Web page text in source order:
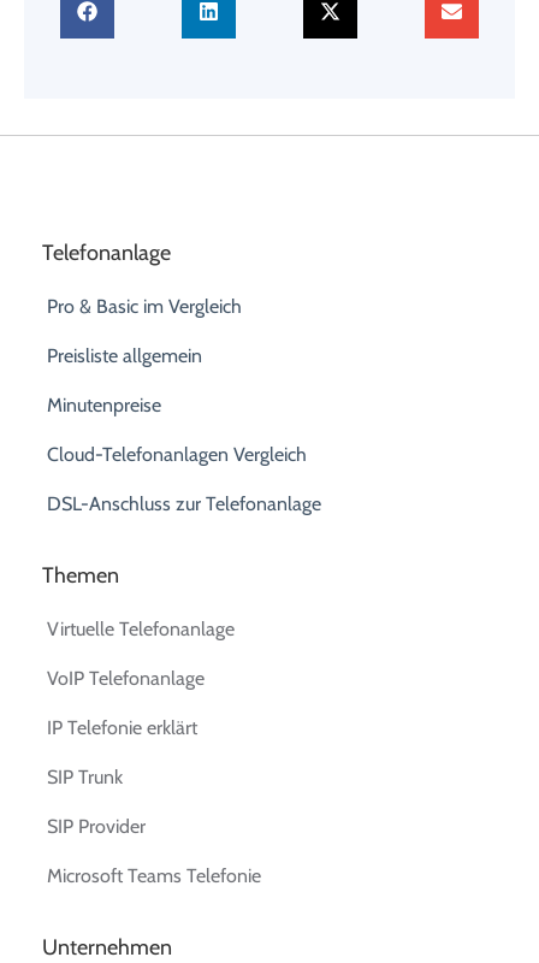
Telefonanlage
Pro & Basic im Vergleich
Preisliste allgemein
Minutenpreise
Cloud-Telefonanlagen Vergleich
DSL-Anschluss zur Telefonanlage
Themen
Virtuelle Telefonanlage
VoIP Telefonanlage
IP Telefonie erklärt
SIP Trunk
SIP Provider
Microsoft Teams Telefonie
Unternehmen